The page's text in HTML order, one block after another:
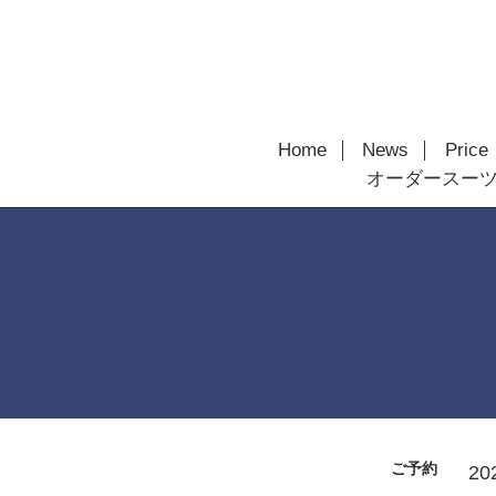
Home News
Price
オーダースー
ご予約